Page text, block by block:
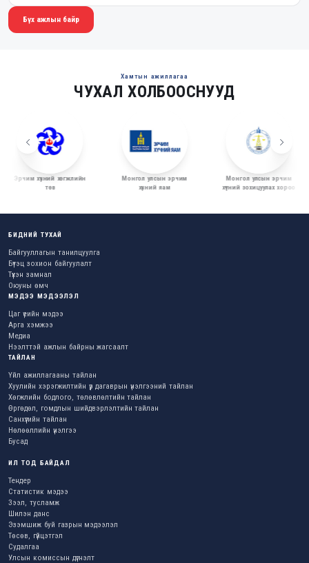
Бүх ажлын байр
Хамтын ажиллагаа
ЧУХАЛ ХОЛБООСНУУД
Эрчим хүчний хөгжлийн
төв
Монгол улсын эрчим
хүчний яам
Монгол улсын эрчим
хүчний зохицуулах хороо
БИДНИЙ ТУХАЙ
Байгууллагын танилцуулга
Бүтэц зохион байгуулалт
Түүхэн замнал
Оюуны өмч
МЭДЭЭ МЭДЭЭЛЭЛ
Цаг үеийн мэдээ
Арга хэмжээ
Медиа
Нээлттэй ажлын байрны жагсаалт
ТАЙЛАН
Үйл ажиллагааны тайлан
Хуулийн хэрэгжилтийн үр дагаврын үнэлгээний тайлан
Хөгжлийн бодлого, төлөвлөлтийн тайлан
Өргөдөл, гомдлын шийдвэрлэлтийн тайлан
Санхүүгийн тайлан
Нөлөөллийн үнэлгээ
Бусад
ИЛ ТОД БАЙДАЛ
Тендер
Статистик мэдээ
Зээл, тусламж
Шилэн данс
Эзэмшиж буй газрын мэдээлэл
Төсөв, гүйцэтгэл
Судалгаа
Улсын комиссын дүгнэлт